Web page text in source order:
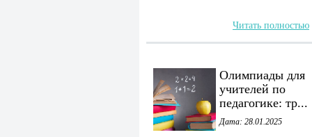
Читать полностью
Олимпиады для
учителей по
педагогике: тр...
Дата: 28.01.2025